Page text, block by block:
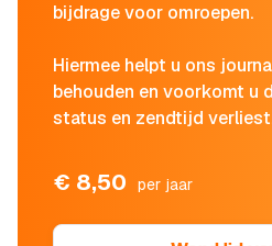
bijdrage voor omroepen.
Hiermee helpt u ons
behouden en voorkomt u
status en zendtijd
€ 8,50 per jaar